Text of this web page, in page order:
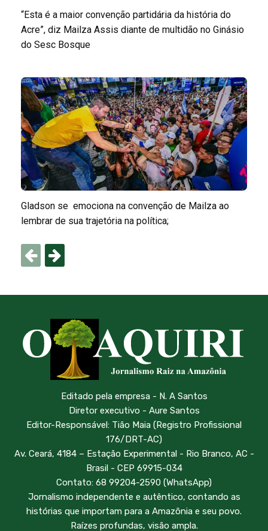
“Esta é a maior convenção partidária da história do
Acre”, diz Mailza Assis diante de multidão no Ginásio
do Sesc Bosque
Gladson se emociona na convenção de Mailza ao
lembrar de sua trajetória na política;
Editado pela empresa - N. A Santos
Diretor executivo - Aure Santos
Editor-Responsável: Tião Maia (Registro Profissional
176/DRT-AC)
Av. Ceará, 4184 – Estação Experimental - Rio Branco, AC -
Brasil - CEP 69915-034
Contato: 68 99204-2590 (WhatsApp)
Jornalismo independente e autêntico, contando as
histórias que importam para a Amazônia e seu povo.
Raízes profundas, visão ampla.